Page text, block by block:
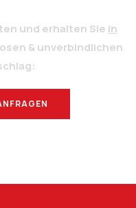
und erhalten Sie in
& unverbindlichen